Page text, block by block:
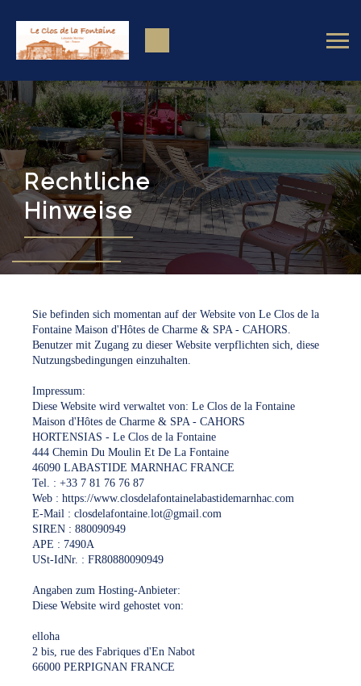
Rechtliche
Hinweise
Sie befinden sich momentan auf der Website von Le Clos de la
Fontaine Maison d'Hôtes de Charme & SPA - CAHORS.
Benutzer mit Zugang zu dieser Website verpflichten sich, diese
Nutzungsbedingungen einzuhalten.
Impressum:
Diese Website wird verwaltet von: Le Clos de la Fontaine
Maison d'Hôtes de Charme & SPA - CAHORS
HORTENSIAS - Le Clos de la Fontaine
444 Chemin Du Moulin Et De La Fontaine
46090 LABASTIDE MARNHAC FRANCE
Tel. : +33 7 81 76 76 87
Web : https://www.closdelafontainelabastidemarnhac.com
E-Mail : closdelafontaine.lot@gmail.com
SIREN : 880090949
APE : 7490A
USt-IdNr. : FR80880090949
Angaben zum Hosting-Anbieter:
Diese Website wird gehostet von:
elloha
2 bis, rue des Fabriques d'En Nabot
66000 PERPIGNAN FRANCE